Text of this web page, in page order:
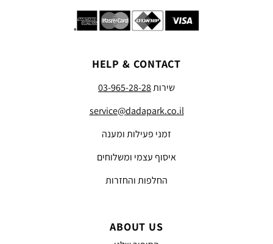
HELP & CONTACT
שירות03-965-28-28
service@dadapark.co.il
זמני פעילות ומענה
איסוף עצמי ומשלוחים
החלפות והחזרות
ABOUT US